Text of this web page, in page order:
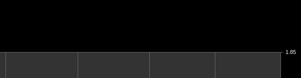
1.85